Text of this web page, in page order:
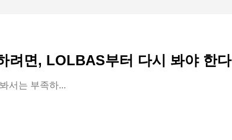
려면, LOLBAS부터 다시 봐야 한다
서는 부족하...